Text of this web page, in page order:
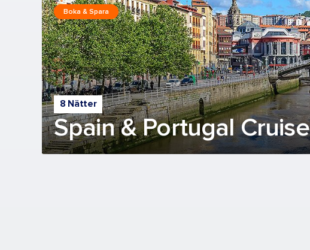
8 Nätter
Spain & Portugal Cruise
Boka & Spara